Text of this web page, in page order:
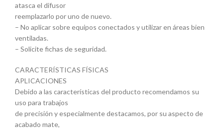
atasca el difusor
reemplazarlo por uno de nuevo.
– No aplicar sobre equipos conectados y utilizar en áreas bien
ventiladas.
– Solicite fichas de seguridad.
CARACTERÍSTICAS FÍSICAS
APLICACIONES
Debido a las características del producto recomendamos su
uso para trabajos
de precisión y especialmente destacamos, por su aspecto de
acabado mate,